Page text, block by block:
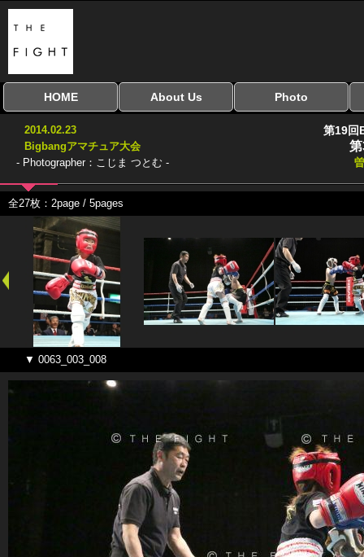
HOME
全興行を表示
ナイスミドル
アマチュアキック
協議会
全日本学生キック
建武館キッズ大会
Bigbang
おやじファイト
About Us Photo
無料ダウンロード
2014.02.23
Bigbangアマチュア大会
- Photographer：こじま つとむ -
第19回
全27枚：2page / 5pages
▼ 0063_003_008